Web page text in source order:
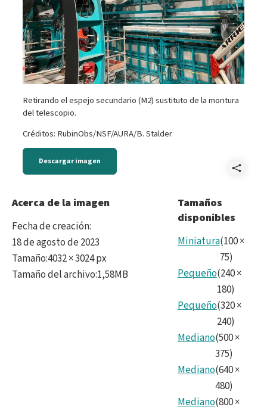
Retirando el espejo secundario (M2) sustituto de la montura
del telescopio.
Créditos: RubinObs/NSF/AURA/B. Stalder
Descargar imagen
Acerca de la imagen
Fecha de creación:
18 de agosto de 2023
Tamaño:4032 × 3024 px
Tamaño del archivo:1,58MB
Tamaños
disponibles
Miniatura(100×
75)
Pequeño(240×
180)
Pequeño(320×
240)
Mediano(500×
375)
Mediano(640×
480)
Mediano(800×